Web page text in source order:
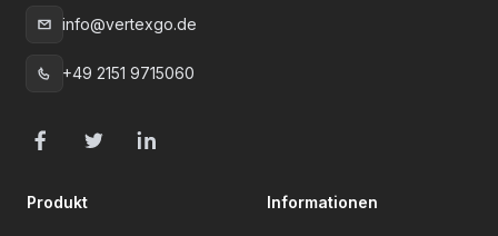
E-Mail:
info@vertexgo.de
Telefon :
+49 2151 9715060
FacebookTwitter LinkedIn
Produkt Informationen